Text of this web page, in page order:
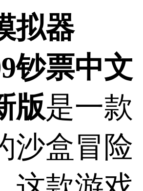
拟器
钞票中文
版是一款
沙盒冒险